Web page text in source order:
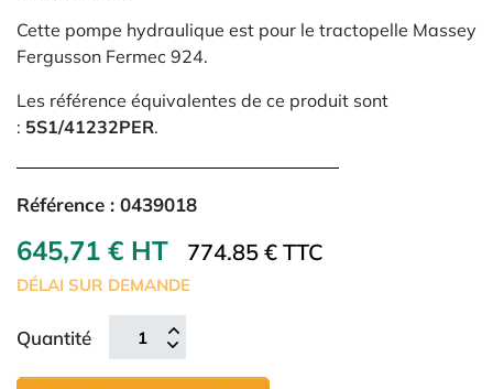
Cette pompe hydraulique est pour le tractopelle Massey
Fergusson Fermec 924.
Les référence équivalentes de ce produit sont
: 5S1/41232PER.
Référence : 0439018
645,71 € HT 774.85 € TTC
DÉLAI SUR DEMANDE
Quantité